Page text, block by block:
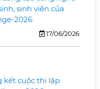
sinh viên của
2026
17/06/2026
kết cuộc thi lập